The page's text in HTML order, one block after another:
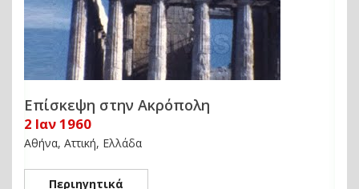
Επίσκεψη στην Ακρόπολη
2 Ιαν 1960
Αθήνα, Αττική, Ελλάδα
Περιηγητικά